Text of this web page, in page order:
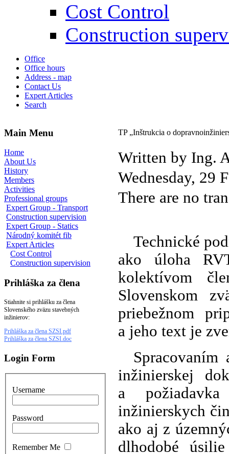
Cost Control
Construction
Office
Office hours
Address - map
Contact Us
Expert Articles
Search
TP „Inštrukcia o
Written by Ing.
Wednesday, 29
There are no
Technické
ako úloha
kolektívom
Slovenskom
priebežnom
a jeho text je
inžinierskej
a požiadavka
inžinierskych
ako aj z
dlhodobé
Main Menu
Home
About Us
History
Members
Activities
Professional groups
Expert Group - Transport
Construction supervision
Expert Group - Statics
Národný komitét fib
Expert Articles
Cost Control
Construction supervision
Prihláška za člena
Stiahnite si prihlášku za člena
Slovenského zväzu stavebných
inžinierov:
Prihláška za člena SZSI.pdf
Prihláška za člena SZSI.doc
Login Form
Username
Password
Remember Me